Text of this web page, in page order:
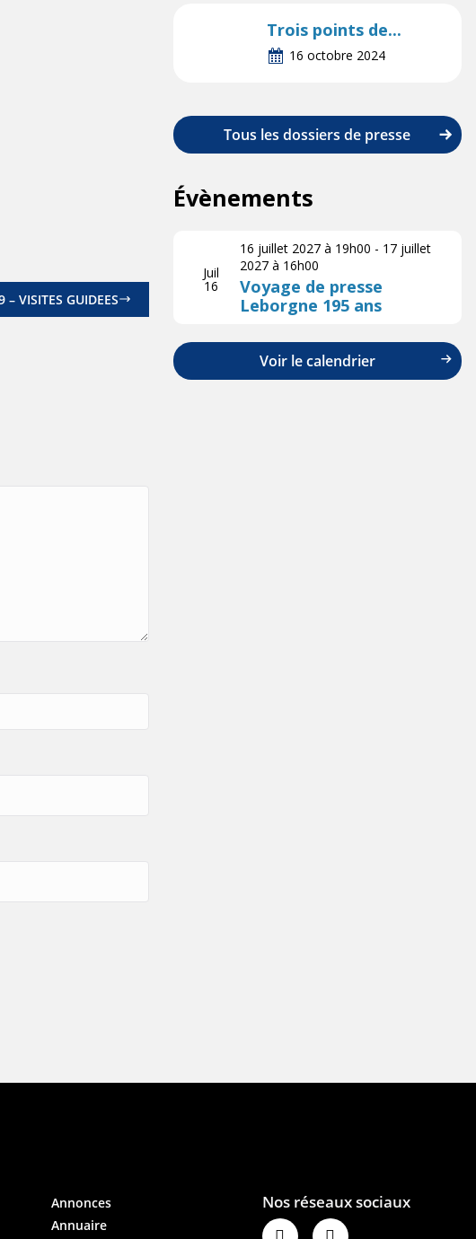
VISITES GUIDEES
Trois points de...
16 octobre 2024
Tous les dossiers de presse
Évènements
Juil
16
16 juillet 2027 à 19h00 - 17 juillet
2027 à 16h00
Voyage de presse
Leborgne 195 ans
Voir le calendrier
Annonces
Annuaire